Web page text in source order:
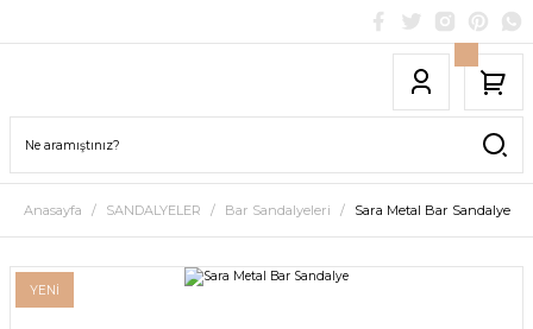
Anasayfa SANDALYELER Bar Sandalyeleri Sara Metal Bar Sandalye
YENİ